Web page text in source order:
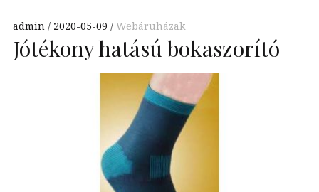
admin 2020-05-09 Webáruházak
Jótékony hatású bokaszorító